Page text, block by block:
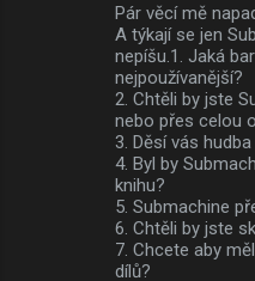
Pár věcí mě
A týkají se jen
nepíšu.1. Jaká
nejpoužívanější?
2. Chtěli by jste
nebo přes celou
3. Děsí vás
4. Byl by
knihu?
5. Submachine
6. Chtěli by jste
7. Chcete aby
dílů?